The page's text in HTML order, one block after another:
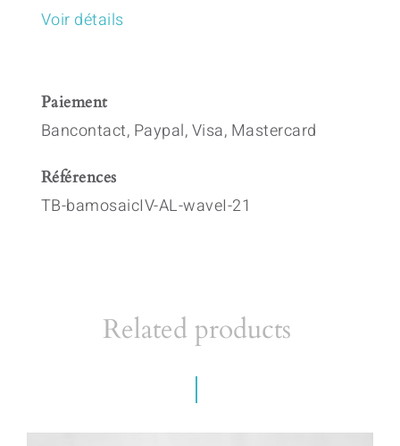
Voir détails
Paiement
Bancontact, Paypal, Visa, Mastercard
Références
TB-bamosaicIV-AL-waveI-21
Related products